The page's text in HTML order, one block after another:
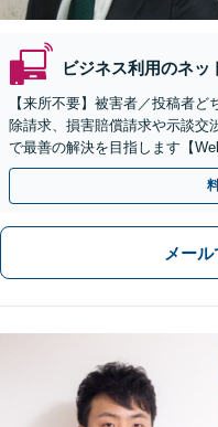
ビジネス利用のネッ
【来所不要】被害者／投稿者
除請求、損害賠償請求や示談交
で最善の解決を目指します【
談にも対応
メー